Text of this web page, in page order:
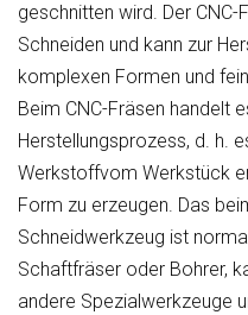
geschnitten wird. Der
Schneiden und kann zur
komplexen Formen und
Beim CNC-Fräsen handelt
Herstellungsprozess, d. h.
Werkstoffvom Werkstück
Form zu erzeugen. Das
Schneidwerkzeug ist
Schaftfräser oder Bohrer,
andere Spezialwerkzeuge